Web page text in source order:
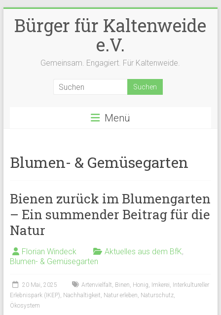
Inhalt
springen
Bürger für Kaltenweide
e.V.
Gemeinsam. Engagiert. Für Kaltenweide.
Menü
Blumen- & Gemüsegarten
Bienen zurück im Blumengarten
– Ein summender Beitrag für die
Natur
Florian Windeck Aktuelles aus dem BfK,
Blumen- & Gemüsegarten
20 Mai, 2025 Artenvielfalt, Binen, Honig, Imkerei, Interkultureller
Erlebnispark (IKEP), Nachhaltigkeit, Natur erleben, Naturschutz,
Ökosystem